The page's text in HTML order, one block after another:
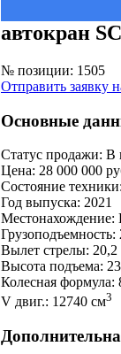
автокран
№ позиции: 1505
Отправить заявку
Основные
Статус продажи: В
Цена: 28 000 000
Состояние
Год выпуска: 2021
Местонахождение:
Грузоподъемность:
Вылет стрелы: 20,2
Высота подъема:
Колесная формула:
V двиг.: 12740 см3